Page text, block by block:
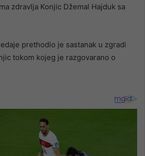
zdravlja Konjic Džemal Hajduk sa
prethodio je sastanak u zgradi
tokom kojeg je razgovarano o